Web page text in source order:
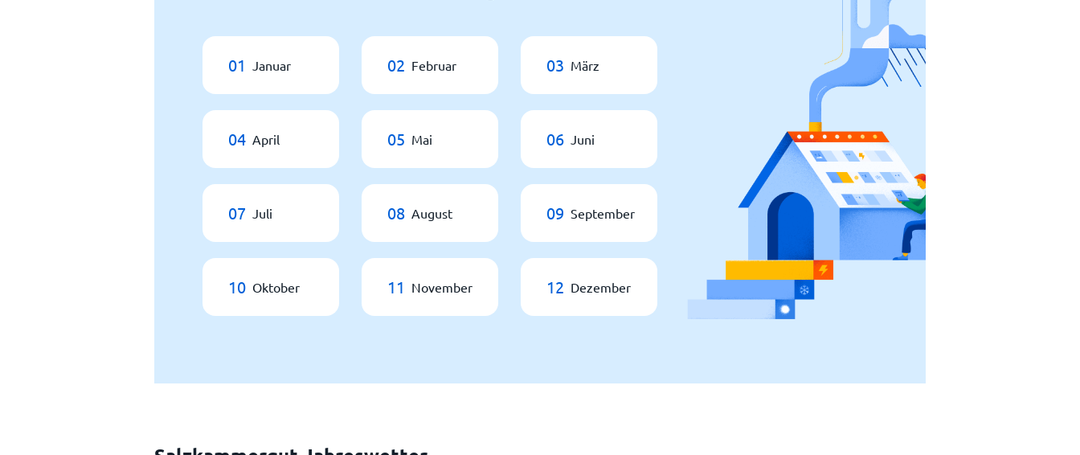
01 Januar 02 Februar 03 März
04 April 05 Mai 06 Juni
07 Juli 08 August 09 September
10 Oktober 11 November 12 Dezember